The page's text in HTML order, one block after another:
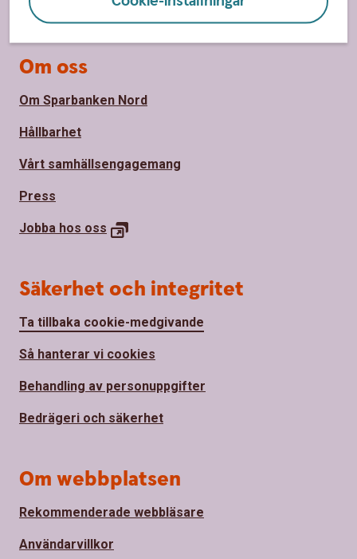
Priser, räntor och kurser
Om oss
Om Sparbanken Nord
Hållbarhet
Vårt samhällsengagemang
Press
Jobba hos oss
Säkerhet och integritet
Ta tillbaka cookie-medgivande
Så hanterar vi cookies
Behandling av personuppgifter
Bedrägeri och säkerhet
Om webbplatsen
Rekommenderade webbläsare
Användarvillkor